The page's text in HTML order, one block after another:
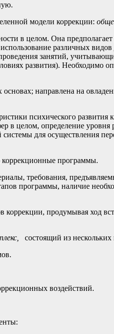
модели коррекции:
в целом. Она
различных видов
занятий,
развития). Необходимо
направлена на
психического
в целом, определение
для осуществления
программы.
требования,
программы, наличие
коррекции, продумывая ход
состоящий из
воздействий.